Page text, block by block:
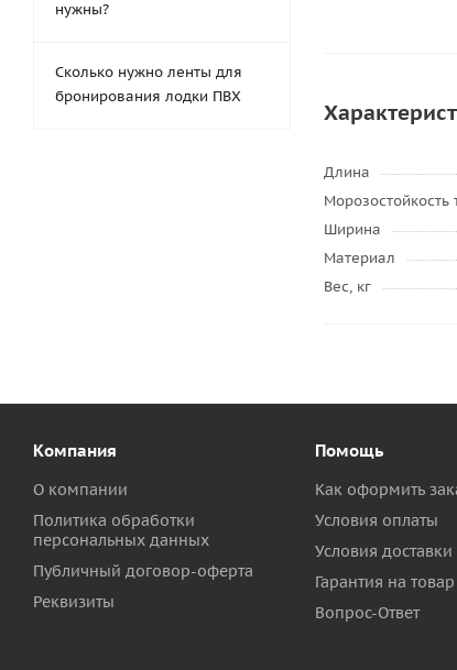
Длина
Морозостойкость
Ширина
Материал
Вес, кг
нужны?
Сколько нужно ленты для
бронирования лодки ПВХ
Компания
О компании
Политика обработки
персональных данных
Публичный договор-оферта
Реквизиты
Помощь
Как оформить
Условия оплаты
Условия доставки
Гарантия на товар
Вопрос-Ответ